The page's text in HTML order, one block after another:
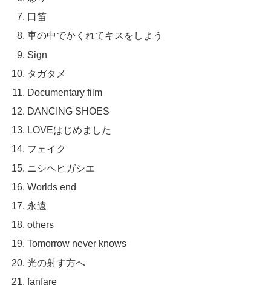
口笛
車の中でかくれてキスをしよう
Sign
タガタメ
Documentary film
DANCING SHOES
LOVEはじめました
フェイク
ニシヘヒガシエ
Worlds end
永遠
others
Tomorrow never knows
光の射す方へ
fanfare